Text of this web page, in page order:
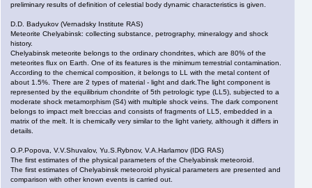
preliminary results of definition of celestial body dynamic characteristics is given.
D.D. Badyukov (Vernadsky Institute RAS)
Meteorite Chelyabinsk: collecting substance, petrography, mineralogy and shock
history.
Chelyabinsk meteorite belongs to the ordinary chondrites, which are 80% of the
meteorites flux on Earth. One of its features is the minimum terrestrial contamination.
According to the chemical composition, it belongs to LL with the metal content of
about 1.5%. There are 2 types of material - light and dark.The light component is
represented by the equilibrium chondrite of 5th petrologic type (LL5), subjected to a
moderate shock metamorphism (S4) with multiple shock veins. The dark component
belongs to impact melt breccias and consists of fragments of LL5, embedded in a
matrix of the melt. It is chemically very similar to the light variety, although it differs in
details.
O.P.Popova, V.V.Shuvalov, Yu.S.Rybnov, V.A.Harlamov (IDG RAS)
The first estimates of the physical parameters of the Chelyabinsk meteoroid.
The first estimates of Chelyabinsk meteoroid physical parameters are presented and
comparison with other known events is carried out.